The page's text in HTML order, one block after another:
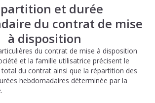
et durée
du contrat de mise
à disposition
du contrat de mise à disposition
et la famille utilisatrice précisent le
total du contrat ainsi que la répartition des
hebdomadaires déterminée par la